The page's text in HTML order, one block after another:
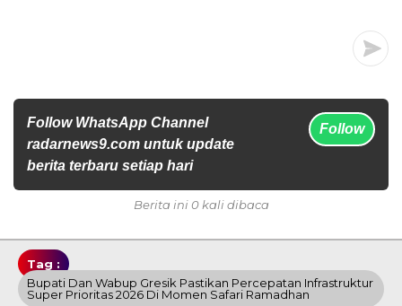
Follow WhatsApp Channel
radarnews9.com untuk update
berita terbaru setiap hari
Follow
Berita ini 0 kali dibaca
Tag :
Bupati Dan Wabup Gresik Pastikan Percepatan Infrastruktur
Super Prioritas 2026 Di Momen Safari Ramadhan